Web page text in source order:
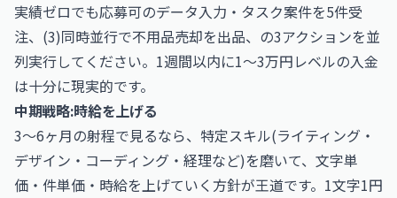
実績ゼロでも応募可のデータ入力・タスク案件を5件受
注、(3)同時並行で不用品売却を出品、の3アクションを並
列実行してください。1週間以内に1〜3万円レベルの入金
は十分に現実的です。
中期戦略:時給を上げる
3〜6ヶ月の射程で見るなら、特定スキル(ライティング・
デザイン・コーディング・経理など)を磨いて、文字単
価・件単価・時給を上げていく方針が王道です。1文字1円